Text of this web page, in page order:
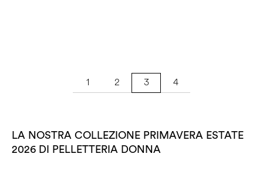
1 2 3 4
LA NOSTRA COLLEZIONE PRIMAVERA ESTATE
2026 DI PELLETTERIA DONNA